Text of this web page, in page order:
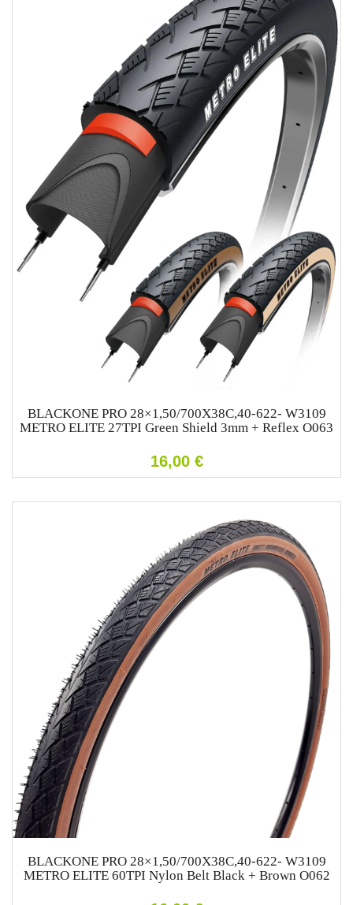
BLACKONE PRO 28×1,50/700X38C,40-622- W3109
METRO ELITE 27TPI Green Shield 3mm + Reflex O063
16,00 €
BLACKONE PRO 28×1,50/700X38C,40-622- W3109
METRO ELITE 60TPI Nylon Belt Black + Brown O062